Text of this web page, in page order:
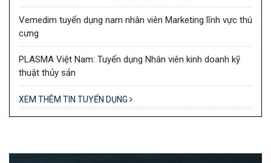
Vemedim tuyển dụng nam nhân viên Marketing lĩnh vực thú
cưng
PLASMA Việt Nam: Tuyển dụng Nhân viên kinh doanh kỹ
thuật thủy sản
XEM THÊM TIN TUYỂN DỤNG